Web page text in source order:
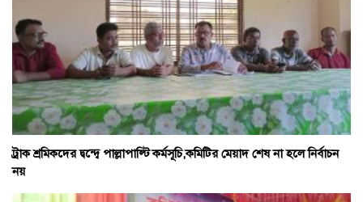
ট্রাক শ্রমিকদের দ্বন্দ্বে পাল্লাপাল্টি কর্মসূচি,কমিটির মেয়াদ শেষ না হলে নির্বাচন
নয়